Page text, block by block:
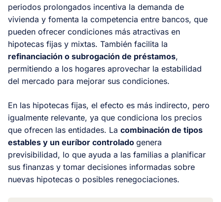
periodos prolongados incentiva la demanda de
vivienda y fomenta la competencia entre bancos, que
pueden ofrecer condiciones más atractivas en
hipotecas fijas y mixtas. También facilita la
refinanciación o subrogación de préstamos,
permitiendo a los hogares aprovechar la estabilidad
del mercado para mejorar sus condiciones.
En las hipotecas fijas, el efecto es más indirecto, pero
igualmente relevante, ya que condiciona los precios
que ofrecen las entidades. La combinación de tipos
estables y un euríbor controlado genera
previsibilidad, lo que ayuda a las familias a planificar
sus finanzas y tomar decisiones informadas sobre
nuevas hipotecas o posibles renegociaciones.